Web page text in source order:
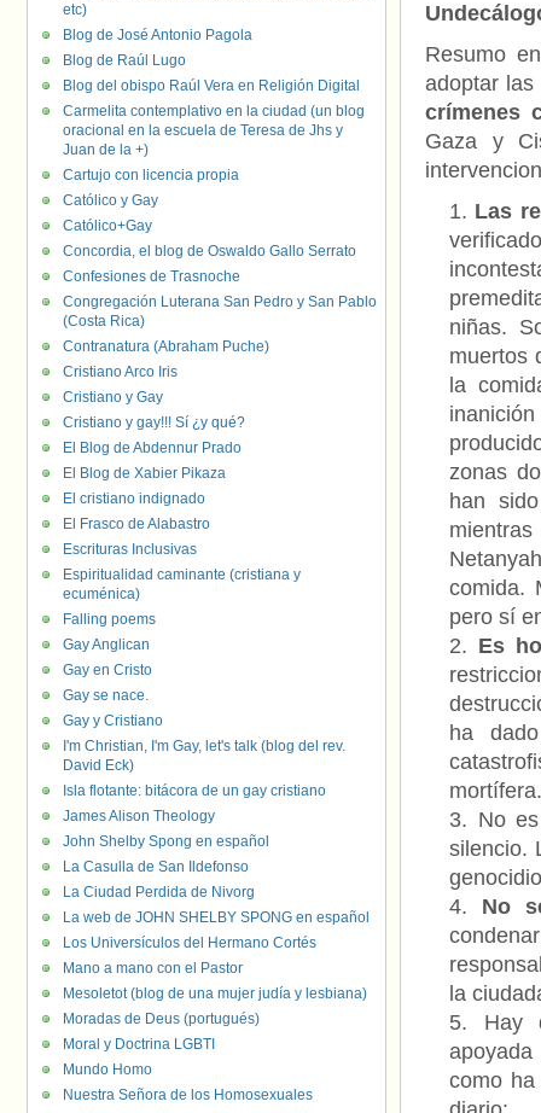
Resumo
adoptar
crímenes
Gaza y
Las
niñas.
muertos
la
zonas
han
comida.
pero sí
Es
ha
mortífera.
No
silencio.
No
la
como
etc)
Blog de José Antonio Pagola
Blog de Raúl Lugo
Blog del obispo Raúl Vera en Religión Digital
Carmelita contemplativo en la ciudad (un blog
oracional en la escuela de Teresa de Jhs y
Juan de la +)
Cartujo con licencia propia
Católico y Gay
Católico+Gay
Concordia, el blog de Oswaldo Gallo Serrato
Confesiones de Trasnoche
Congregación Luterana San Pedro y San Pablo
(Costa Rica)
Contranatura (Abraham Puche)
Cristiano Arco Iris
Cristiano y Gay
Cristiano y gay!!! Sí ¿y qué?
El Blog de Abdennur Prado
El Blog de Xabier Pikaza
El cristiano indignado
El Frasco de Alabastro
Escrituras Inclusivas
Espiritualidad caminante (cristiana y
ecuménica)
Falling poems
Gay Anglican
Gay en Cristo
Gay se nace.
Gay y Cristiano
I'm Christian, I'm Gay, let's talk (blog del rev.
David Eck)
Isla flotante: bitácora de un gay cristiano
James Alison Theology
John Shelby Spong en español
La Casulla de San Ildefonso
La Ciudad Perdida de Nivorg
La web de JOHN SHELBY SPONG en español
Los Universículos del Hermano Cortés
Mano a mano con el Pastor
Mesoletot (blog de una mujer judía y lesbiana)
Moradas de Deus (portugués)
Moral y Doctrina LGBTI
Mundo Homo
Nuestra Señora de los Homosexuales